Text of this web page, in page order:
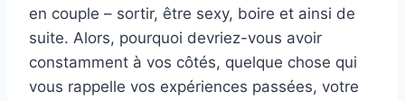
en couple – sortir, être sexy, boire et ainsi de
suite. Alors, pourquoi devriez-vous avoir
constamment à vos côtés, quelque chose qui
vous rappelle vos expériences passées, votre